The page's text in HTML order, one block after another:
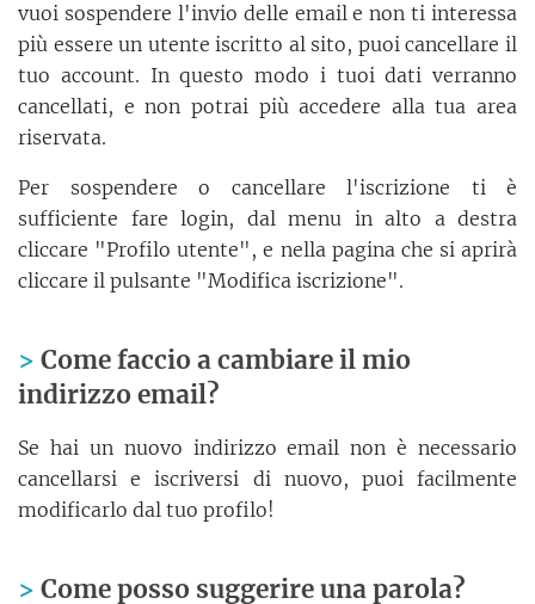
vuoi sospendere l'invio delle email e non ti interessa
più essere un utente iscritto al sito, puoi cancellare il
tuo account. In questo modo i tuoi dati verranno
cancellati, e non potrai più accedere alla tua area
riservata.
Per sospendere o cancellare l'iscrizione ti è
sufficiente fare login, dal menu in alto a destra
cliccare "Profilo utente", e nella pagina che si aprirà
cliccare il pulsante "Modifica iscrizione".
Come faccio a cambiare il mio
indirizzo email?
Se hai un nuovo indirizzo email non è necessario
cancellarsi e iscriversi di nuovo, puoi facilmente
modificarlo dal tuo profilo!
Come posso suggerire una parola?